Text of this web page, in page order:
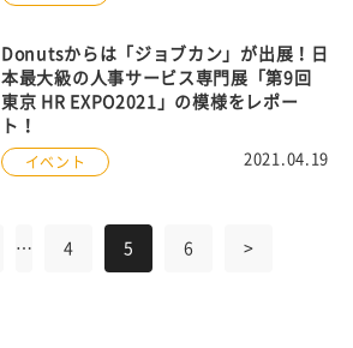
イベント 2021.04.19
Donutsからは「ジョブカン」が出展！日
本最大級の人事サービス専門展「第9回
東京 HR EXPO2021」の模様をレポー
ト！
… 4 5 6 >